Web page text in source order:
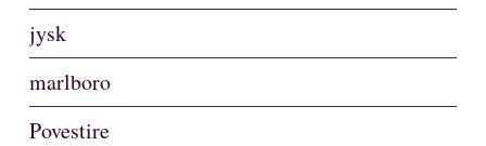
jysk
marlboro
Povestire